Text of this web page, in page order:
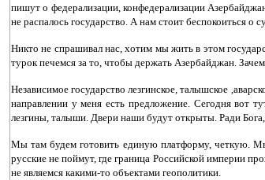
пишут о федерализации, конфедерализации
не распалось государство. А нам стоит беспокоиться о
Никто не спрашивал нас, хотим мы жить в этом
турок печемся за то, чтобы держать Азербайджан.
Независимое государство лезгинское, талышское
направлении у меня есть предложение. Сегодня вот
лезгины, талыши. Двери наши будут открыты. Ради
Мы там будем готовить единую платформу, четкую. Мы
русские не поймут, где граница Российской империи
не являемся какими-то объектами геополитики.